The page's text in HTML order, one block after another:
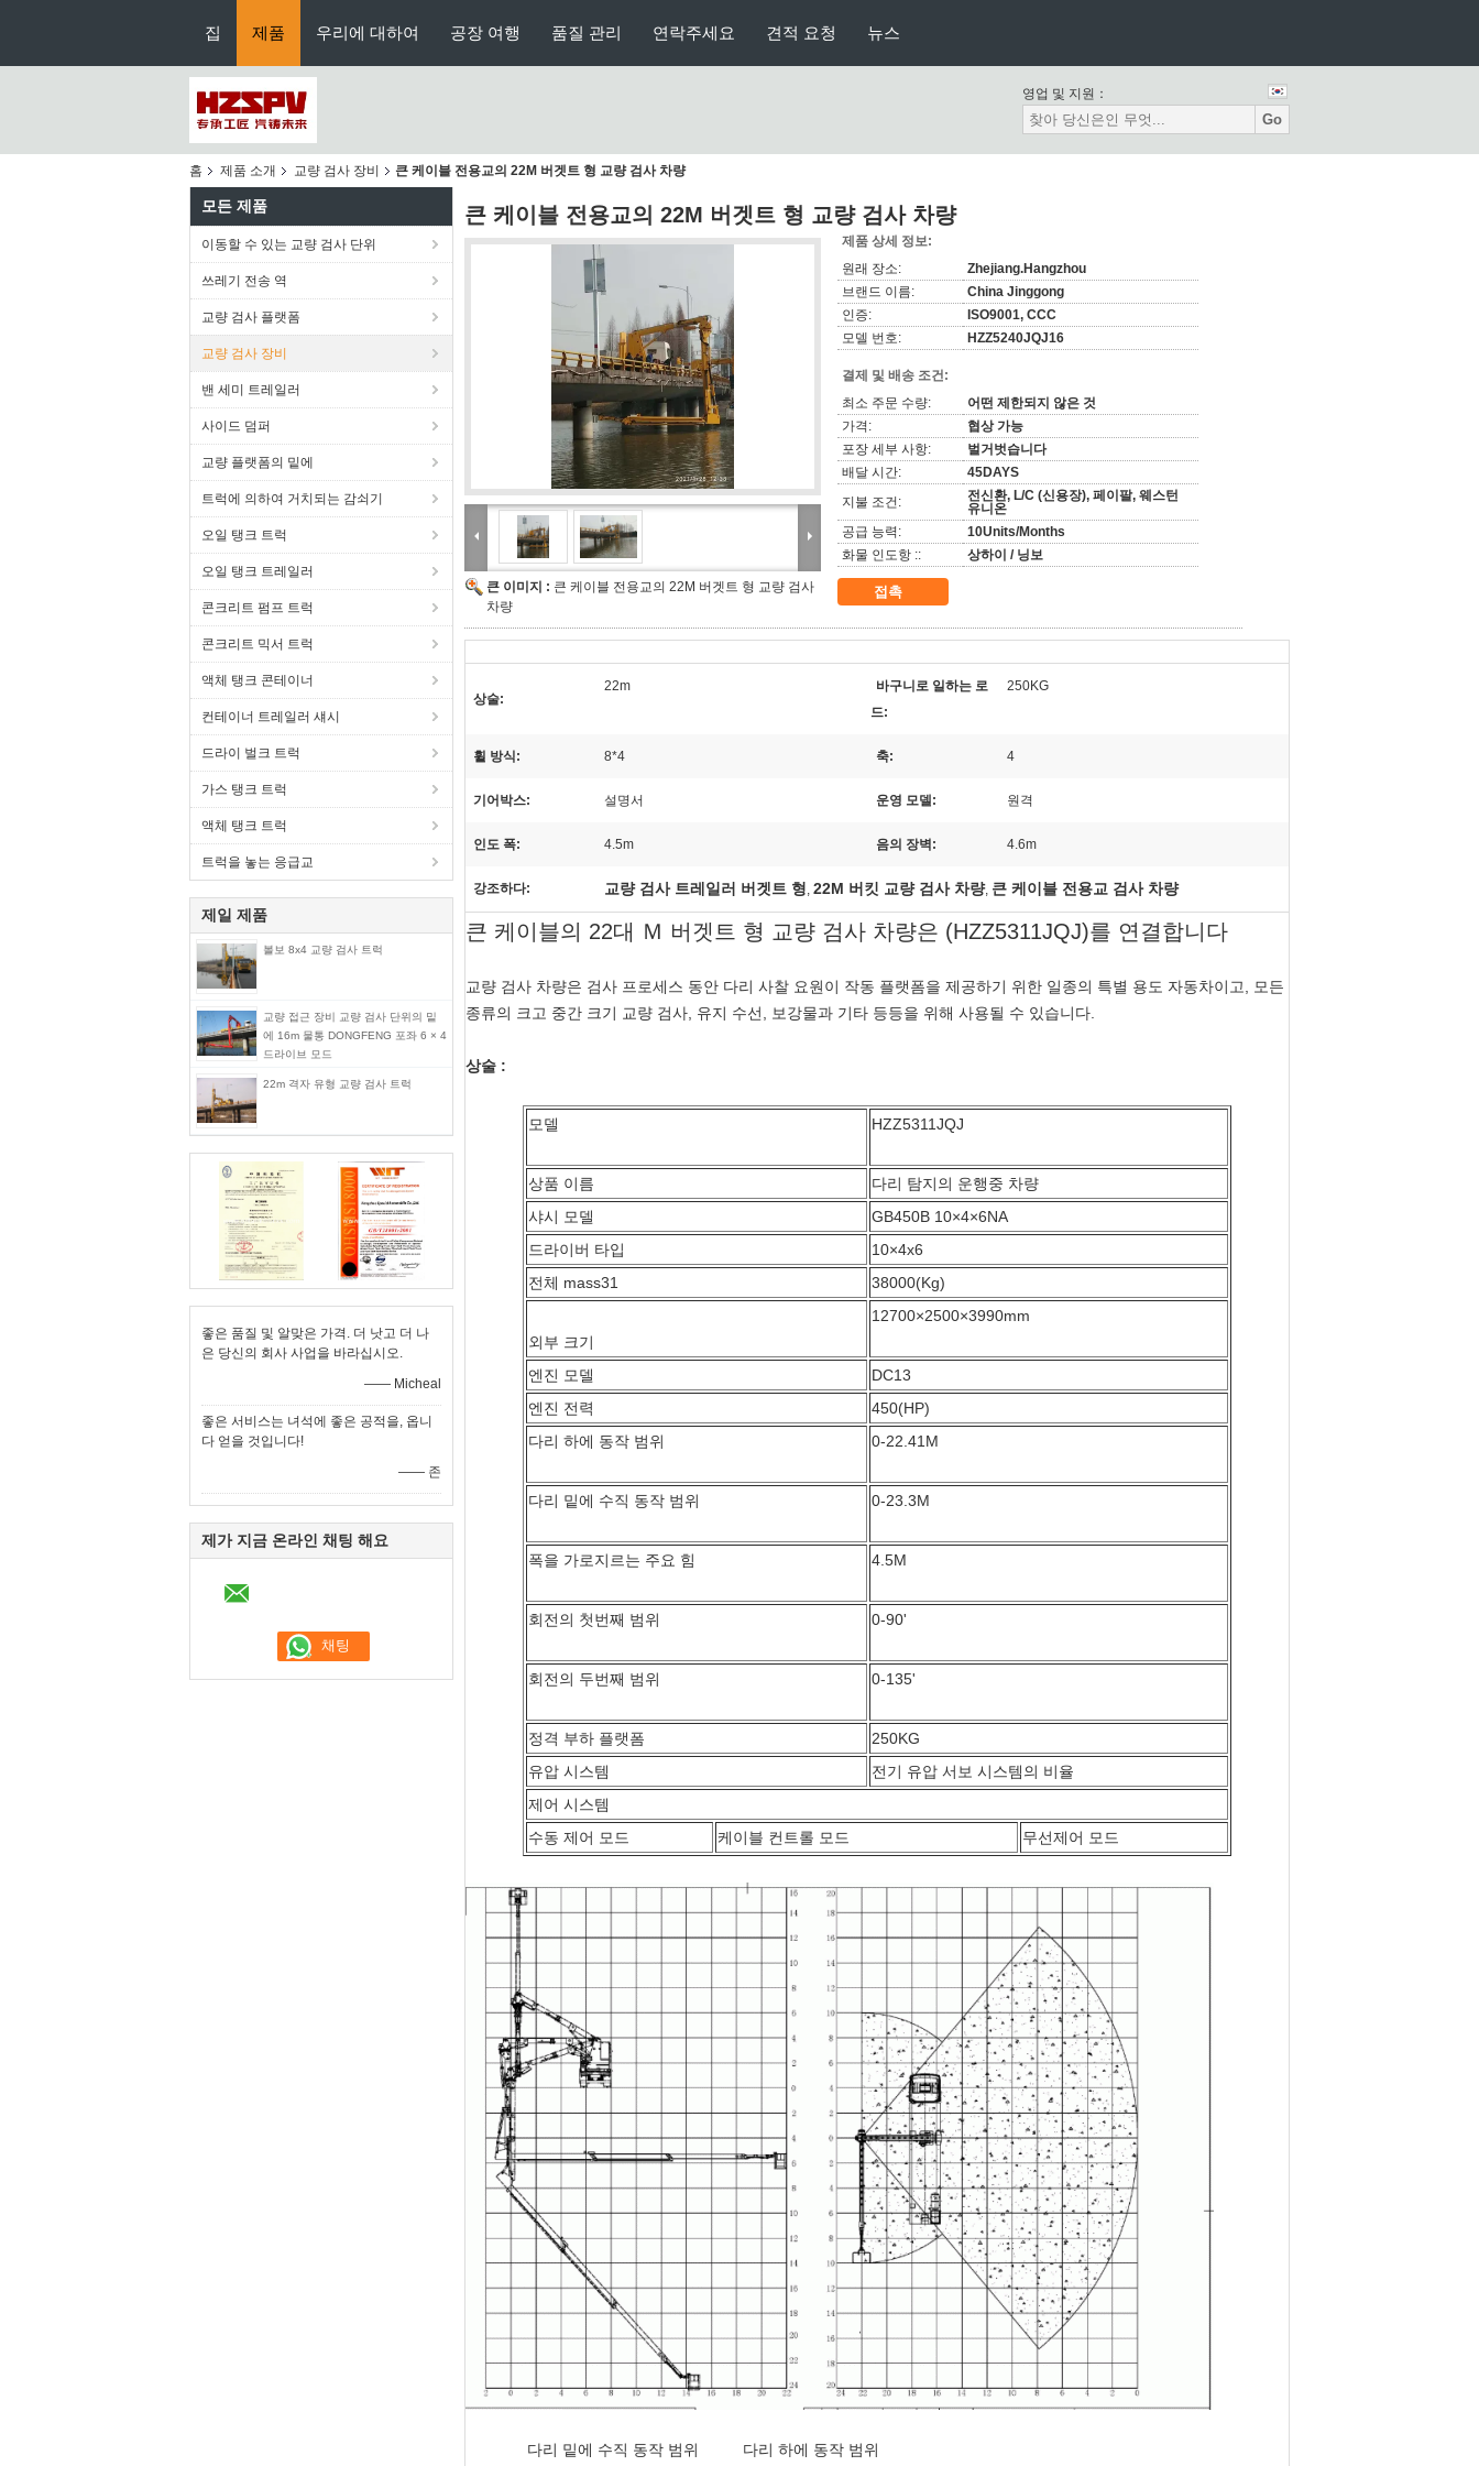
집 제품 우리에 대하여 공장 여행 품질 관리 연락주세요 견적 요청 뉴스
영업 및 지원：
Go
홈 제품 소개 교량 검사 장비 큰 케이블 전용교의 22M 버겟트 형 교량 검사 차량
모든 제품
이동할 수 있는 교량 검사 단위
쓰레기 전송 역
교량 검사 플랫폼
교량 검사 장비
밴 세미 트레일러
사이드 덤퍼
교량 플랫폼의 밑에
트럭에 의하여 거치되는 감쇠기
오일 탱크 트럭
오일 탱크 트레일러
콘크리트 펌프 트럭
콘크리트 믹서 트럭
액체 탱크 콘테이너
컨테이너 트레일러 섀시
드라이 벌크 트럭
가스 탱크 트럭
액체 탱크 트럭
트럭을 놓는 응급교
제일 제품
볼보 8x4 교량 검사 트럭
교량 접근 장비 교량 검사 단위의 밑
에 16m 물통 DONGFENG 포좌 6 × 4
드라이브 모드
22m 격자 유형 교량 검사 트럭
좋은 품질 및 알맞은 가격. 더 낫고 더 나
은 당신의 회사 사업을 바라십시오.
—— Micheal
좋은 서비스는 녀석에 좋은 공적을, 옵니
다 얻을 것입니다!
—— 존
제가 지금 온라인 채팅 해요
큰 케이블 전용교의 22M 버겟트 형 교량 검사 차량
큰 이미지 : 큰 케이블 전용교의 22M 버겟트 형 교량 검사
차량
제품 상세 정보:
원래 장소:
Zhejiang.Hangzhou
브랜드 이름:
China Jinggong
인증:
ISO9001, CCC
모델 번호:
HZZ5240JQJ16
결제 및 배송 조건:
최소 주문 수량:
어떤 제한되지 않은 것
가격:
협상 가능
포장 세부 사항:
벌거벗습니다
배달 시간:
45DAYS
지불 조건:
전신환, L/C (신용장), 페이팔, 웨스턴
유니온
공급 능력:
10Units/Months
화물 인도항 ::
상하이 / 닝보
접촉
상술:
22m
바구니로 일하는 로
드:
250KG
휠 방식: 8*4 축: 4
기어박스: 설명서 운영 모델: 원격
인도 폭: 4.5m 음의 장벽: 4.6m
강조하다: 교량 검사 트레일러 버겟트 형, 22M 버킷 교량 검사 차량, 큰 케이블 전용교 검사 차량
큰 케이블의 22대 Ｍ 버겟트 형 교량 검사 차량은 (HZZ5311JQJ)를 연결합니다
교량 검사 차량은 검사 프로세스 동안 다리 사찰 요원이 작동 플랫폼을 제공하기 위한 일종의 특별 용도 자동차이고, 모든
종류의 크고 중간 크기 교량 검사, 유지 수선, 보강물과 기타 등등을 위해 사용될 수 있습니다.
상술 :
모델 HZZ5311JQJ
상품 이름
다리 탐지의 운행중 차량
샤시 모델
GB450B 10×4×6NA
드라이버 타입
10×4x6
전체 mass31
38000(Kg)
외부 크기
12700×2500×3990mm
엔진 모델
DC13
엔진 전력
450(HP)
다리 하에 동작 범위
0-22.41M
다리 밑에 수직 동작 범위 0-23.3M
폭을 가로지르는 주요 힘 4.5M
회전의 첫번째 범위 0-90'
회전의 두번째 범위 0-135'
정격 부하 플랫폼
250KG
유압 시스템
전기 유압 서보 시스템의 비율
제어 시스템
수동 제어 모드
케이블 컨트롤 모드 무선제어 모드
다리 밑에 수직 동작 범위 다리 하에 동작 범위